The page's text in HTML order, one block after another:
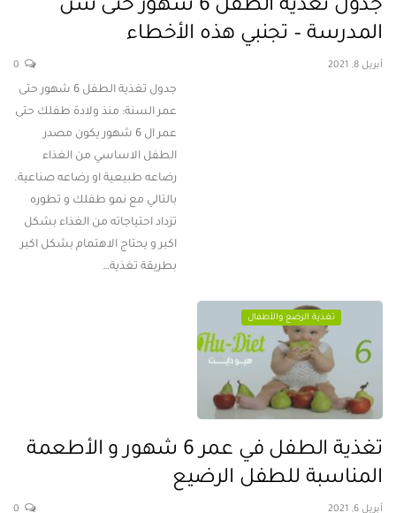
جدول تغذية الطفل 6 شهور حتى سن
المدرسة – تجنبي هذه الأخطاء
أبريل 8, 2021
جدول تغذية الطفل 6 شهور حتى
عمر السنة: منذ ولادة طفلك حتى
عمر ال 6 شهور يكون مصدر
الطفل الاساسي من الغذاء
رضاعه طبيعية او رضاعه صناعية.
بالتالي مع نمو طفلك و تطوره
تزداد احتياجاته من الغذاء بشكل
اكبر و يحتاج الاهتمام بشكل اكبر
بطريقة تغذية…
تغذية الرضع والأطفال
تغذية الطفل في عمر 6 شهور و الأطعمة
المناسبة للطفل الرضيع
أبريل 6, 2021